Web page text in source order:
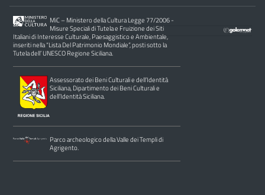
MiC – Ministero della Cultura Legge 77/2006 -
Misure Speciali di Tutela e Fruizione dei Siti
Italiani di Interesse Culturale, Paesaggistico e Ambientale,
inseriti nella “Lista Del Patrimonio Mondiale”, posti sotto la
Tutela dell’ UNESCO Regione Siciliana.
Assessorato dei Beni Culturali e dell’Identità
Siciliana, Dipartimento dei Beni Culturali e
dell’Identità Siciliana.
Parco archeologico della Valle dei Templi di
Agrigento.